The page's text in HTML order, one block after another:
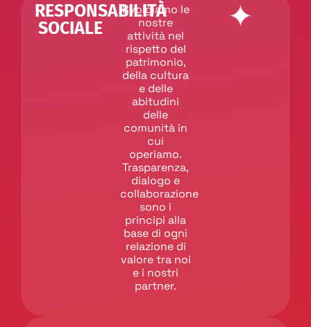
RESPONSABILITÀ
SOCIALE
Svolgiamo le
nostre
attività nel
rispetto del
patrimonio,
della cultura
e delle
abitudini
delle
comunità in
cui
operiamo.
Trasparenza,
dialogo e
collaborazione
sono i
principi alla
base di ogni
relazione di
valore tra noi
e i nostri
partner.